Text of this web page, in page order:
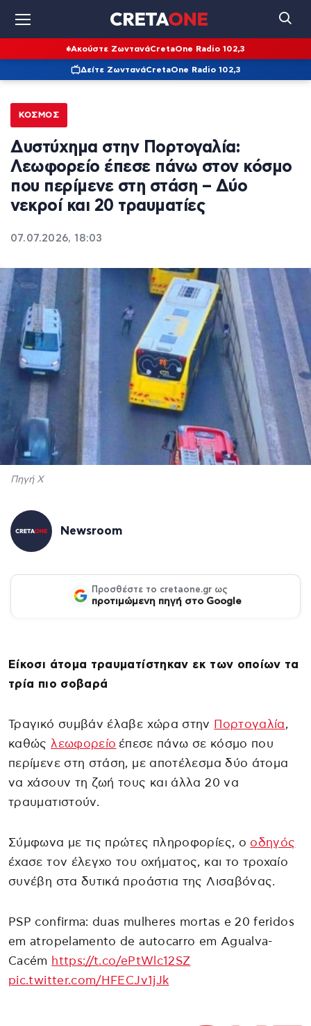
Ακούστε ΖωντανάCretaOne Radio 102,3
Δείτε ΖωντανάCretaOne Radio 102,3
ΚΌΣΜΟΣ
Δυστύχημα στην Πορτογαλία:
Λεωφορείο έπεσε πάνω στον κόσμο
που περίμενε στη στάση – Δύο
νεκροί και 20 τραυματίες
07.07.2026, 18:03
Πηγή Χ
Newsroom
Προσθέστε το cretaone.gr ως
προτιμώμενη πηγή στο Google
Είκοσι άτομα τραυματίστηκαν εκ των οποίων τα
τρία πιο σοβαρά
Τραγικό συμβάν έλαβε χώρα στην Πορτογαλία,
καθώς λεωφορείο έπεσε πάνω σε κόσμο που
περίμενε στη στάση, με αποτέλεσμα δύο άτομα
να χάσουν τη ζωή τους και άλλα 20 να
τραυματιστούν.
Σύμφωνα με τις πρώτες πληροφορίες, ο οδηγός
έχασε τον έλεγχο του οχήματος, και το τροχαίο
συνέβη στα δυτικά προάστια της Λισαβόνας.
PSP confirma: duas mulheres mortas e 20 feridos
em atropelamento de autocarro em Agualva-
Cacém https://t.co/ePtWlc12SZ
pic.twitter.com/HFECJv1jJk